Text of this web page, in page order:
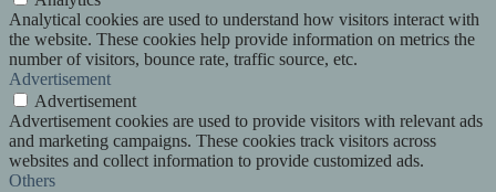
Analytical cookies are used to understand how visitors interact with
the website. These cookies help provide information on metrics the
number of visitors, bounce rate, traffic source, etc.
Advertisement
Advertisement
Advertisement cookies are used to provide visitors with relevant ads
and marketing campaigns. These cookies track visitors across
websites and collect information to provide customized ads.
Others